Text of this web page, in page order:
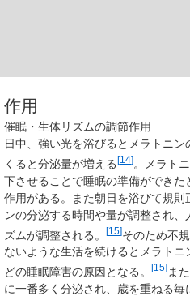
作用
催眠・生体リズムの調節作用
日中、強い光を浴びるとメラトニ
くると分泌量が増える[14]。メラト
下させることで睡眠の準備ができ
作用がある。また朝日を浴びて規
ンの分泌する時間や量が調整され、
ズムが調整される。
[15]そのため不
ないような生活を続けるとメラト
どの睡眠障害の原因となる。
[15] ま
に一番多く分泌され、歳を重ねる